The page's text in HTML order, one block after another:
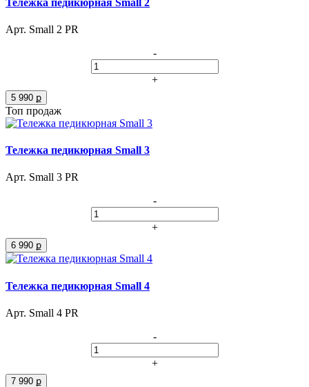
Арт. Small 2 PR
-
+
5 990 ք
Топ продаж
Тележка педикюрная Small 3
Арт. Small 3 PR
-
+
6 990 ք
Тележка педикюрная Small 4
Арт. Small 4 PR
-
+
7 990 ք